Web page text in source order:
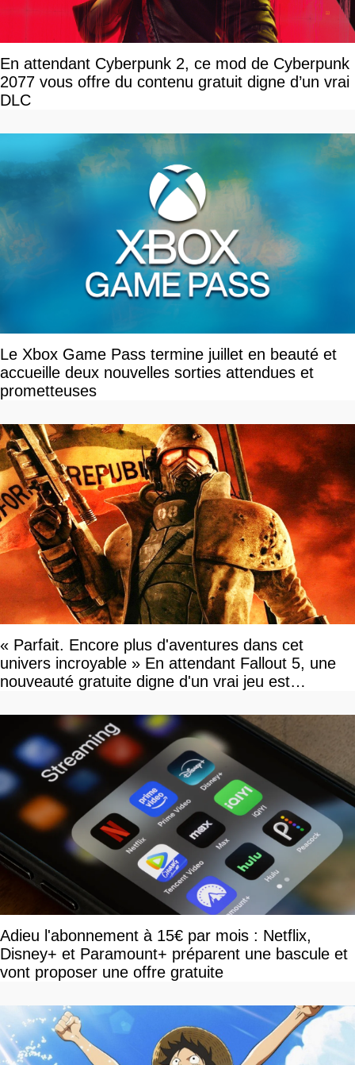
En attendant Cyberpunk 2, ce mod de Cyberpunk
2077 vous offre du contenu gratuit digne d’un vrai
DLC
Le Xbox Game Pass termine juillet en beauté et
accueille deux nouvelles sorties attendues et
prometteuses
« Parfait. Encore plus d'aventures dans cet
univers incroyable » En attendant Fallout 5, une
nouveauté gratuite digne d'un vrai jeu est
Adieu l'abonnement à 15€ par mois : Netflix,
Disney+ et Paramount+ préparent une bascule et
vont proposer une offre gratuite